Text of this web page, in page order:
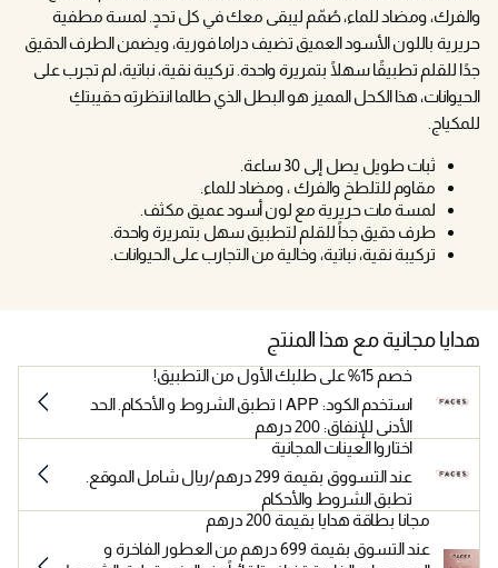
والفرك، ومضاد للماء، صُمّم ليبقى معك في كل تحدٍ. لمسة مطفية
حريرية باللون الأسود العميق تضيف دراما فورية، ويضمن الطرف الدقيق
جدًا للقلم تطبيقًا سهلًا بتمريرة واحدة. تركيبة نقية، نباتية، لم تجرب على
الحيوانات، هذا الكحل المميز هو البطل الذي طالما انتظرتِه حقيبتكِ
للمكياج.
ثبات طويل يصل إلى 30 ساعة.
مقاوم للتلطخ والفرك ، ومضاد للماء.
لمسة مات حريرية مع لون أسود عميق مكثف.
طرف دقيق جداً للقلم لتطبيق سهل بتمريرة واحدة.
تركيبة نقية، نباتية، وخالية من التجارب على الحيوانات.
هدايا مجانية مع هذا المنتج
خصم 15% على طلبك الأول من التطبيق!
استخدم الكود: APP | تطبق الشروط و الأحكام. الحد
الأدنى للإنفاق: 200 درهم
اختاروا العينات المجانية
عند التسووق بقيمة 299 درهم/ريال شامل الموقع.
تطبق الشروط والأحكام
مجانا بطاقة هدايا بقيمة 200 درهم
عند التسوق بقيمة 699 درهم من العطور الفاخرة و